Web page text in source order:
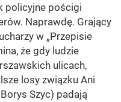
policyjne pościgi
Naprawdę. Grający
w „Przepisie
że gdy ludzie
ulicach,
losy związku Ani
Szyc) padają